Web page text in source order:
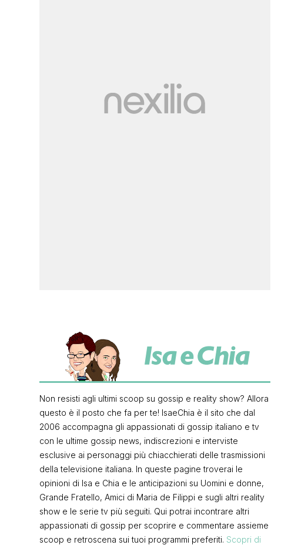
Non resisti agli ultimi scoop su gossip e reality show? Allora
questo è il posto che fa per te! IsaeChia è il sito che dal
2006 accompagna gli appassionati di gossip italiano e tv
con le ultime gossip news, indiscrezioni e interviste
esclusive ai personaggi più chiacchierati delle trasmissioni
della televisione italiana. In queste pagine troverai le
opinioni di Isa e Chia e le anticipazioni su Uomini e donne,
Grande Fratello, Amici di Maria de Filippi e sugli altri reality
show e le serie tv più seguiti. Qui potrai incontrare altri
appassionati di gossip per scoprire e commentare assieme
scoop e retroscena sui tuoi programmi preferiti. Scopri di